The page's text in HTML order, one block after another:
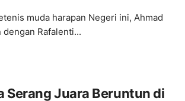
muda harapan Negeri ini, Ahmad
dengan Rafalenti...
Serang Juara Beruntun di